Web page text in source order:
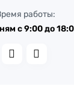
работы:
с 9:00 до